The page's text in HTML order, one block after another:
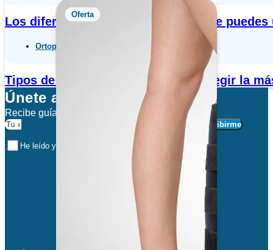
Oferta
Los diferentes tipos de tobilleras que
Ortopedia general
Tipos de órtesis: qué son y cómo elegir la
Únete a nuestra newsletter
Recibe guías y recomendaciones exclusivas.
He leído y acepto la política de privacidad
Subscribirme